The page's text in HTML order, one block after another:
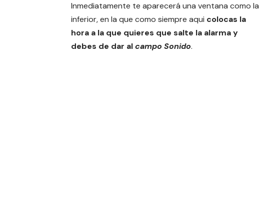
Inmediatamente te aparecerá una ventana como la
inferior, en la que como siempre aqui colocas la
hora a la que quieres que salte la alarma y
debes de dar alcampo Sonido.